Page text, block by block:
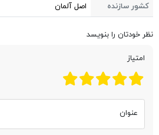
کشور سازنده
اصل آلمان
نظر خودتان را بنویسد
امتیاز
عنوان